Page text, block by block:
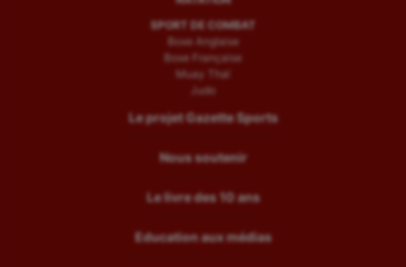
SPORT DE COMBAT
Boxe Anglaise
Boxe Française
Muay Thaï
Judo
Le projet Gazette Sports
Nous soutenir
Le livre des 10 ans
Education aux médias